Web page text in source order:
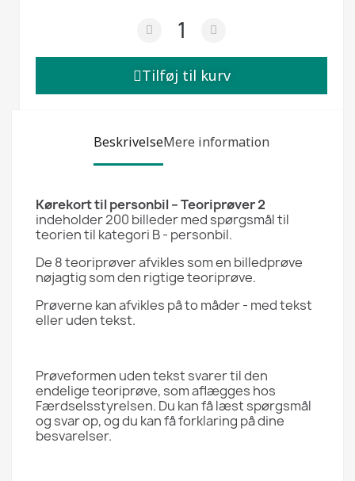
Tilføj til kurv
BeskrivelseMere information
Kørekort til personbil – Teoriprøver 2
indeholder 200 billeder med spørgsmål til
teorien til kategori B - personbil.
De 8 teoriprøver afvikles som en billedprøve
nøjagtig som den rigtige teoriprøve.
Prøverne kan afvikles på to måder - med tekst
eller uden tekst.
Prøveformen uden tekst svarer til den
endelige teoriprøve, som aflægges hos
Færdselsstyrelsen. Du kan få læst spørgsmål
og svar op, og du kan få forklaring på dine
besvarelser.